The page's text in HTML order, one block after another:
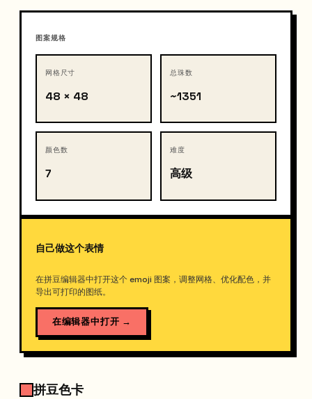
图案规格
网格尺寸
48 × 48
总珠数
~1351
颜色数
7
难度
高级
自己做这个表情
在拼豆编辑器中打开这个 emoji 图案，调整网格、优化配色，并
导出可打印的图纸。
在编辑器中打开 →
拼豆色卡